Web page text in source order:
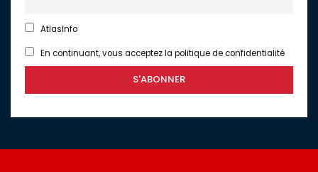
AtlasInfo
En continuant, vous acceptez la politique de confidentialité